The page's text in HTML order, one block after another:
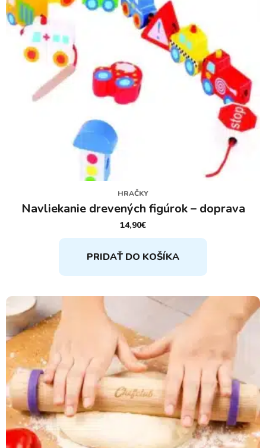
HRAČKY
Navliekanie drevených figúrok – doprava
14,90€
PRIDAŤ DO KOŠÍKA